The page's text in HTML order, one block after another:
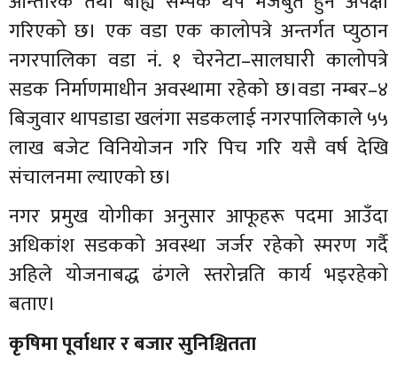
गरिएको छ। एक वडा एक कालोपत्रे अन्तर्गत प्युठान
नगरपालिका वडा नं. १ चेरनेटा–सालघारी कालोपत्रे
सडक निर्माणमाधीन अवस्थामा रहेको छ।वडा नम्बर–४
बिजुवार थापडाडा खलंगा सडकलाई नगरपालिकाले ५५
लाख बजेट विनियोजन गरि पिच गरि यसै वर्ष देखि
संचालनमा ल्याएको छ।
नगर प्रमुख योगीका अनुसार आफूहरू पदमा आउँदा
अधिकांश सडकको अवस्था जर्जर रहेको स्मरण गर्दै
अहिले योजनाबद्ध ढंगले स्तरोन्नति कार्य भइरहेको
बताए।
कृषिमा पूर्वाधार र बजार सुनिश्चितता